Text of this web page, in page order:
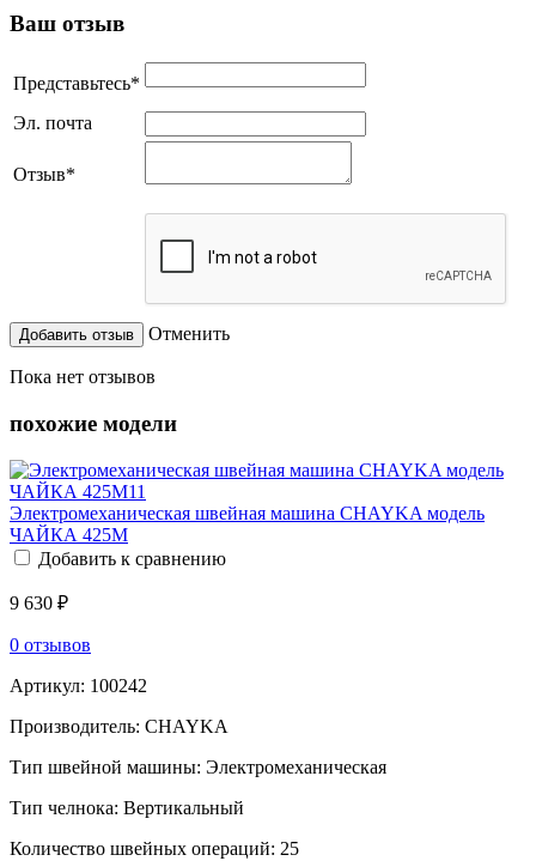
Ваш отзыв
Представьтесь*
Эл. почта
Отзыв*
Отменить
Пока нет отзывов
похожие модели
Электромеханическая швейная машина CHAYKA модель
ЧАЙКА 425M
Добавить к сравнению
9 630 ₽
0 отзывов
Артикул: 100242
Производитель: CHAYKA
Тип швейной машины: Электромеханическая
Тип челнока: Вертикальный
Количество швейных операций: 25